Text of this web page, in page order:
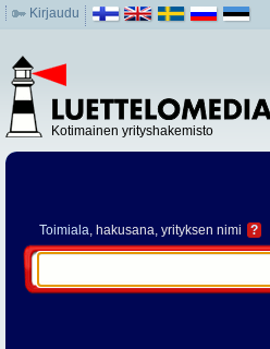
Kirjaudu
Kotimainen yrityshakemisto
Toimiala, hakusana, yrityksen nimi ?